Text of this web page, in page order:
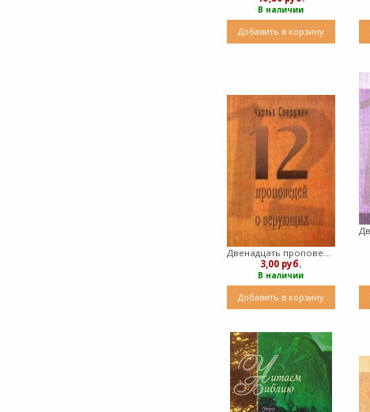
В наличии
Добавить в корзину
Двенадцать проповедей о верующих (Мягкий)
3,00 руб.
В наличии
Добавить в корзину